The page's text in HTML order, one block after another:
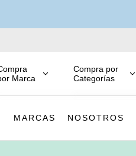
Marca
Compra por
Categorías
MARCAS NOSOTROS